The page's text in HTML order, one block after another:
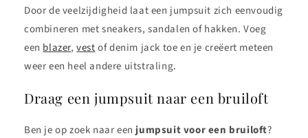
Door de veelzijdigheid laat een jumpsuit zich eenvoudig
combineren met sneakers, sandalen of hakken. Voeg
een blazer,vestof denim jack toe en je creëert meteen
weer een heel andere uitstraling.
Draag een jumpsuit naar een bruiloft
Ben je op zoek naar een jumpsuit voor een bruiloft?